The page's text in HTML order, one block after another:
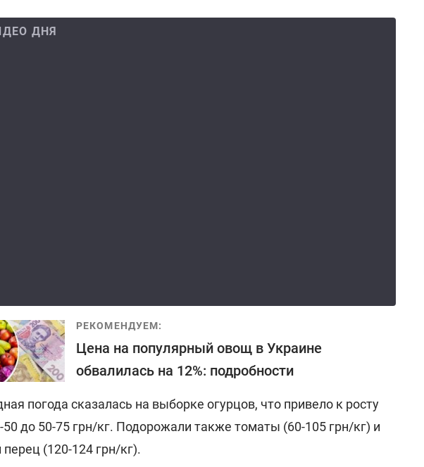
ДНЯ
РЕКОМЕНДУЕМ:
Цена на популярный овощ в Украине
обвалилась на 12%: подробности
погода сказалась на выборке огурцов, что привело к росту
50 до 50-75 грн/кг. Подорожали также томаты (60-105 грн/кг) и
перец (120-124 грн/кг).